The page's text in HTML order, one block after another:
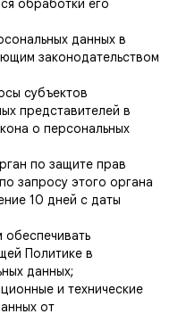
обработки его
данных в
законодательством
субъектов
представителей в
о персональных
по защите прав
запросу этого органа
10 дней с даты
Политике в
данных;
и технические
от